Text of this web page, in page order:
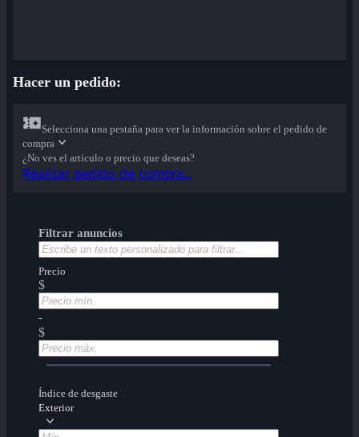
Hacer un pedido:
Selecciona una pestaña para ver la información sobre el pedido de
compra
¿No ves el artículo o precio que deseas?
Realizar pedido de compra...
Filtrar anuncios
Precio
$
-
$
Índice de desgaste
Exterior